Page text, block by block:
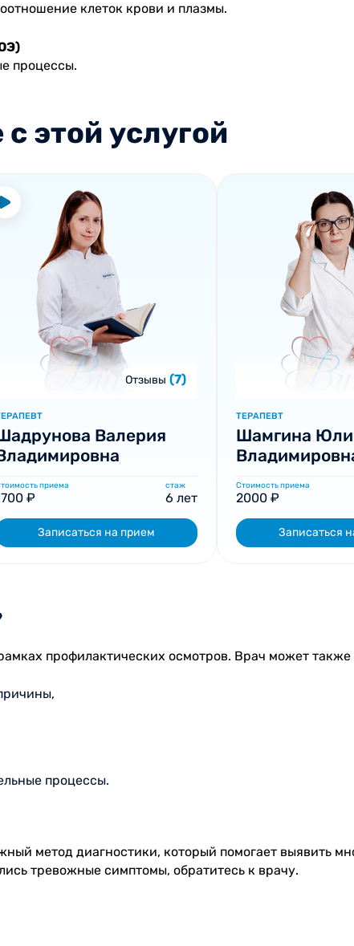
клеток крови и плазмы.
процессы.
этой услугой
Отзывы (7)
Валерия
приема
₽
стаж
6 лет
Записаться на прием
ТЕРАПЕВТ
Шамгина
Стоимость приема
2000 ₽
Записаться
профилактических осмотров. Врач может также
процессы.
метод диагностики, который помогает выявить
тревожные симптомы, обратитесь к врачу.